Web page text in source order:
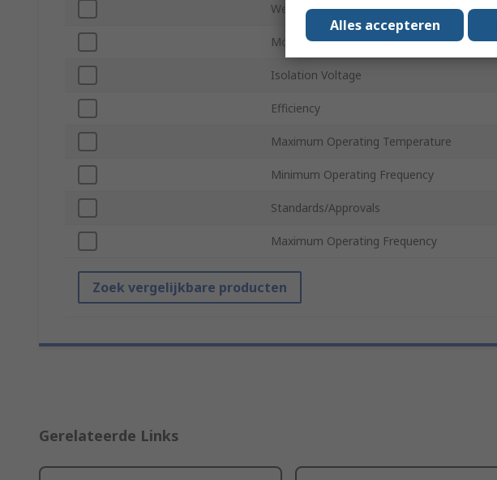
Weight
Mount Type
Isolation Voltage
Efficiency
Maximum Operating Temperature
Minimum Operating Frequency
Standards/Approvals
Maximum Operating Frequency
Zoek vergelijkbare producten
Gerelateerde Links
Alles accepteren